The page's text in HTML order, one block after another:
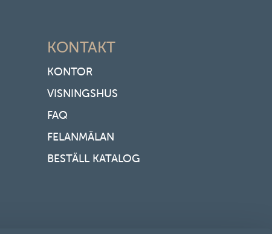
KONTAKT
KONTOR
VISNINGSHUS
FAQ
FELANMÄLAN
BESTÄLL KATALOG